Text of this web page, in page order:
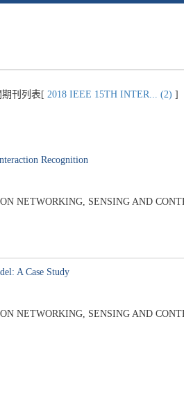
期刊列表[ 2018 IEEE 15TH INTER... (2) ]
Recognition
NETWORKING, SENSING AND
A Case Study
NETWORKING, SENSING AND